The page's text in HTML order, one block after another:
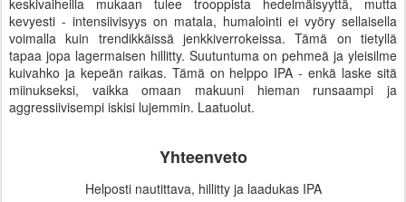
keskivaiheilla mukaan tulee trooppista hedelmäisyyttä, mutta
kevyesti - intensiivisyys on matala, humalointi ei vyöry sellaisella
voimalla kuin trendikkäissä jenkkiverrokeissa. Tämä on tietyllä
tapaa jopa lagermaisen hillitty. Suutuntuma on pehmeä ja yleisilme
kuivahko ja kepeän raikas. Tämä on helppo IPA - enkä laske sitä
miinukseksi, vaikka omaan makuuni hieman runsaampi ja
aggressiivisempi iskisi lujemmin. Laatuolut.
Yhteenveto
Helposti nautittava, hillitty ja laadukas IPA